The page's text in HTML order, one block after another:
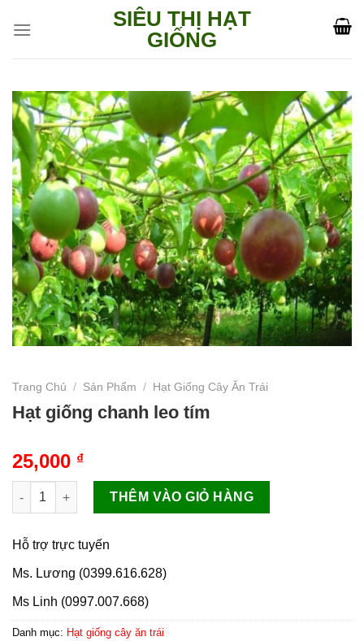
SIÊU THỊ HẠT
GIỐNG
Trang Chủ / Sản Phẩm / Hạt Giống Cây Ăn Trái
Hạt giống chanh leo tím
25,000 ₫
Hạt giống chanh leo tím số lượng
THÊM VÀO GIỎ HÀNG
Hỗ trợ trực tuyến
Ms. Lương (0399.616.628)
Ms Linh (0997.007.668)
Danh mục: Hạt giống cây ăn trái